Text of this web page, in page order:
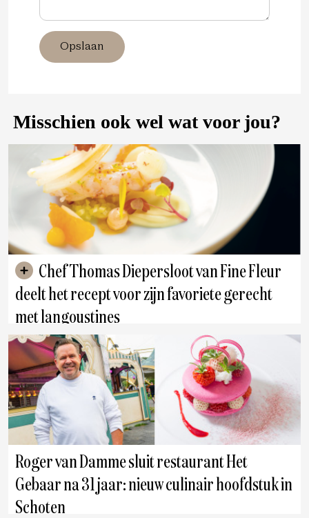
Opslaan
Misschien ook wel wat voor jou?
deelt het recept voor zijn favoriete gerecht
met langoustines
Antwerpen
Roger van Damme sluit restaurant Het
Gebaar na 31 jaar: nieuw culinair hoofdstuk in
Schoten